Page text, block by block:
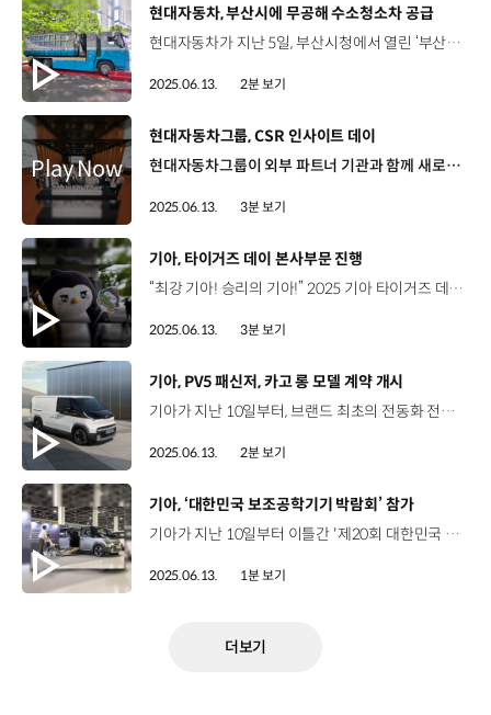
[동영상]
현대자동차, 부산시에 무공해 수소청소차 공급
현대자동차가 지난 5일, 부산시청에서 열린 ‘부산광역시 수소청소차 도입 시민공개행사’에서 수소청소차 2종을 공개했습니다. 부산시는 올해부터 수소 에너지 순환경제 도시로 성장하기 위해 폐기물 청소차를 무공해 수소차량으로 전환하는 사업을 시작하는데요, 현대자동차는 이날 행사에서 생활폐기물과 재활용품 등을 운반할 수 있는 ‘암롤트럭’과 부피가 큰 쓰레기를 압축해 수거하는 데 활용할 ‘압축진개차’를 전시하고, 오는 2028년까지 총 65대의 수소청소 차량을 부산시에 공급하기로 했습니다. 이날 공개된 2종의 수소청소차는 엔진 소음과 진동이 적어 작업자의 근무 환경을 개선하고 배출가스도 발생시키지 않는데요. 특히 엑시언트 수소전기트럭을 기반으로 제작돼 1회 충전으로 최대 380km 주행 가능한 것이 특징입니다.
2025.06.13. 2분 보기
[동영상]
현대자동차그룹, CSR 인사이트 데이
현대자동차그룹이 외부 파트너 기관과 함께 새로운 사회공헌 사업을 발굴하기 위한 ‘CSR 인사이트 데이’를 개최했습니다. 지난 10일부터 이틀간 롤링힐스 호텔에서 열린 이번 행사에는 그룹 CSR 담당자 및 외부 파트너 기관 관계자 등 80여 명이 참석했습니다. 현대자동차그룹은 행사에 앞서 지난 4월부터 5월까지 외부 사회공헌 기관을 대상으로 아이디어를 공모 받았는데요, '혁신적인 CSR 사업', '사회 사각지대 지원' 등을 주제로 모빌리티, 배리어프리, 안전, 친환경 등 4개 분야에 대해 총 51개 기관이 참여해 열기를 더했습니다. 이 중, 심사를 통해 최종 선정된 8개 파트너 기관이 ‘CSR 인사이트 데이’에서 발표를 진행했는데요. 먼저 모빌리티 분야는 ‘공개공지 활용 도시 이동성 확장’과 ‘찾아가는 놀이터’, 배리어프리 분야는 ‘특수학급 환경 개선’, ‘시각장애인을 위한 화면 해설’, ‘보행약자를 위한 배리어프리 코스 조성’이 선정되었으며, 이어 친환경 분야에서는 ‘친환경 특화공간 조성’, 안전 분야는 ‘안전 경량 손수레 제작 및 보급’과‘ 이륜차 고령운전자 사고 예방’이 제안됐습니다. 최서영 대리 / 따뜻한동행 현대자동차그룹 임직원분들이 함께 모여서 이 사업의 필요성을 설명하고 또 함께 논의해 볼 수 있는 자리가 있다는 것에 너무 감사드리고요. 황덕경 원장 / 한국시각장애인연합회 미디어진흥원 서로 각기 다른 곳에 있지만, 같은 생각을 하는 사람들이 함께 모여서, 같은 가치를 나누고 공유할 수 있는 자리여서 더욱 좋은 자리였던 것 같습니다. 최종훈 책임매니저 / 월드비전 현대자동차그룹은 CSR을 굉장히 깊이 있게 생각하고 접근하시는 것 같아요. 행사 이름과 같이 인사이트를 담아가고 더 나은 사회공헌 활동에 한 획을 그을 수 있는 좋은 프로그램으로 계속 자리매김했으면 좋겠습니다. 현대자동차그룹은 향후, 이 아이디어들을 추가 검토하고 선정된 기관과 협업해 실제 사업에 적용할 예정입니다.
2025.06.13. 3분 보기
[동영상]
기아, 타이거즈 데이 본사부문 진행
“최강 기아! 승리의 기아!” 2025 기아 타이거즈 데이 5.29 ~ 6.22 임직원들의 소속감과 자긍심을 제고하기 위해 마련된 기아 타이거즈 데이 기아 타이거즈 데이 압구정(6/4), 광명(6/22) … 각 지역본부 및 서비스센터별 자체 시행 결속력을 중심으로 위기를 극복하고 승리하는 Kia Spirit 하나된 마음을 Boom-up하는 다양한 이벤트 진행 호걸이퍼펭이가 본부를 찾아가는 게릴라미션 ‘호퀴즈 온 더 양재’ 팀별 미션 진행으로 조직문화 온도 CHECK~ 게임별 환호 현장음 팀워크를 살린 유쾌한 미션을 통해 활력과 즐거움 100% 충전! 유니폼 구매가 기부로 이어지는 ‘기부 더 유니폼 마켓’ 공식굿즈를 20% 할인 판매하고 매출액의 13% 기부 KIA타이거즈 VS 두산 베어스 동료와 함께 응원하며 KIA 타이거즈 야구 경기 관람 임직원 전용 굿즈 패키지로 자긍심과 소속감 고취 임직원 잠실벌을 달군 1,900여 명의 뜨거운 함성 기아 프렌토링 ‘멘토 멘티’ 초청 이벤트도 열려 기아 프렌토링 사업 저소득 아동·청소년의 교육 격차를 해소하고 건강한 성장을 지원하는 멘토링 사업 신우진 멘토 / 국민대학교 기계공학과기아 프렌토링 활동으로 야구 경기를 보러 왔는데요. 정말 재미있고 멘티도 행복해 해서 뜻깊은 시간이었습니다. 우승을 기원하며 다 같이 외치는 ‘최강 기아!’ 임직원들의 응원에 힘입어 멋진 경기를 보여준 KIA 타이거즈 선수들 송호성 사장 / 기아 우리 그룹사 직원들 1,900명이 와서 응원한 것에 대해서 정말 고맙게 생각하고 경기가 박빙으로 갔기 때문에 더 즐겁게 우리가 응원을 하지 않았나 싶습니다. (KIA타이거즈가) 어제까지 3연승을 했고 위닝 시리즈를 갖고 갔기 때문에 이 상승의 기조가 앞으로 계속될 것으로 봅니다. 기아 파이팅! 사전 이벤트 야구 경기 직관 동료와 함께하며 더욱 의미있었던 시간 이서연 매니저 / 기아 글로벌사업관리팀입사하고 처음 오게 된 기아 타이거즈 데이인데 이렇게 팀장님하고 같이 기아 응원할 수 있어서 정말 행복합니다. 내년에도 많이 기대할게요. 황성현 매니저 / 기아 재경기획팀이렇게 밝고 에너지 있는 모습으로 응원 할 수 있는 게 새롭고 (동료들과) 좀 더 끈끈해지는 계기가 되는 것 같습니다. 박경현 팀장 / 기아 신사업전략팀 옷도 타이거즈 갖춰 입고 승패를 떠나서 재밌게 즐기러 왔습니다. 사무실에서는 사실 딱딱하고 또 일 때문에 서로 예민해 있을 때도 있는데 ‘이 사람이 원래 이렇게 유쾌한 사람이구나’ 느낄 수 있어서 참 좋은 것 같습니다. “타이거즈 데이를 통해 더욱 강력해진 Kia Spirit”
2025.06.13. 3분 보기
[동영상]
기아, PV5 패신저, 카고 롱 모델 계약 개시
기아가 지난 10일부터, 브랜드 최초의 전동화 전용 PBV ‘더 기아 PV5’의 전체 라인업 중 패신저 모델과 카고 모델의 사양 구성과 가격을 공개하고 계약을 시작했습니다. 더 기아 PV5는 PBV 전용 전동화 플랫폼 ‘E-GMP.S’를 기반으로 모빌리티 서비스, 물류, 레저 활동 등 유연한 라인업 확장이 가능해 고객 중심의 모빌리티 혁신을 시작하는 차량인데요. 먼저 선보이는 패신저 ‘5인승 2-3-0 모델’은 모든 연령대가 편안하게 승하차할 수 있는 저상화 플로어와 2열 슬라이딩 도어 등으로 탑승 편의를 향상했습니다. 카고 롱 모델은 4,420ℓ의 넓은 적재 공간과 낮은 적재고를 비롯해, 업무에 필요한 다양한 용품을 커스터마이징 장착할 수 있는 ‘L-Track 마운팅’을 적용해 공간 활용성을 극대화한 것이 특징입니다. 혁신적인 차량 경험을 제공할 PV5는 전기차 세제혜택 및 보조금 반영 시 패신저는 3천만 원대, 카고는 2천만 원대부터 구매 가능합니다.
2025.06.13. 2분 보기
[동영상]
기아, ‘대한민국 보조공학기기 박람회’ 참가
기아가 지난 10일부터 이틀간 '제20회 대한민국 보조공학기기 박람회'에 참가해 PV5 WAV 차량을 선보였습니다. 한국장애인고용공단 주최로 서울 aT센터에서 열린 이번 박람회는 장애인의 직업생활에 필요한 보조공학기기 관련 기술과 제품의 최신 동향을 알리는 행사인데요. 기아 PV5 WAV는 일반 승객과 휠체어 사용자 모두 탑승 가능한 국내 최초의 유니버설 디자인으로, EGMP.S 플랫폼 기반의 저상화 설계 및 휠체어 사용자의 편의성을 고려한 측면 탑승 방식, 그리고 보호자가 3열에 동승해 휠체어 사용자를 보조할 수 있는 구조 등으로 최적의 탑승 및 거주 공간과 안전성을 모두 갖췄다는 평가를 받았습니다. 기아는 올해 4분기 중 PV5 WAV를 국내에 첫 출시하고 교통약자 모빌리티 시장의 전동화 전환을 선도한다는 전략입니다.
2025.06.13. 1분 보기
더보기